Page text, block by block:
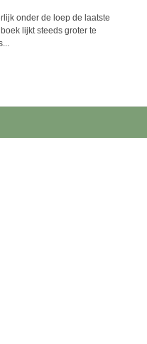
onder de loep de laatste
lijkt steeds groter te